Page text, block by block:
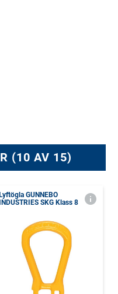
(10 AV 15)
Lyftögla GUNNEBO
INDUSTRIES SKG Klass 8